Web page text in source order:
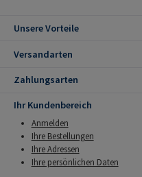
Unsere Vorteile
Versandarten
Zahlungsarten
Ihr Kundenbereich
Anmelden
Ihre Bestellungen
Ihre Adressen
Ihre persönlichen Daten